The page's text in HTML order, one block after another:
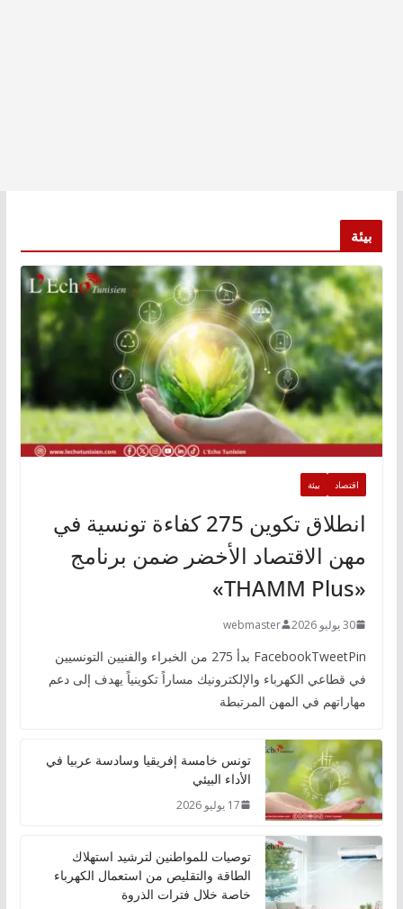
بيئة
اقتصاد بيئة
انطلاق تكوين 275 كفاءة تونسية في
مهن الاقتصاد الأخضر ضمن برنامج
«THAMM Plus»
30 يوليو 2026 webmaster
FacebookTweetPin بدأ 275 من الخبراء والفنيين التونسيين
في قطاعي الكهرباء والإلكترونيك مساراً تكوينياً يهدف إلى دعم
مهاراتهم في المهن المرتبطة
تونس خامسة إفريقيا وسادسة عربيا في
الأداء البيئي
17 يوليو 2026
توصيات للمواطنين لترشيد استهلاك
الطاقة والتقليص من استعمال الكهرباء
خاصة خلال فترات الذروة